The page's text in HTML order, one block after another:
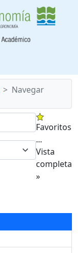
Navegar
Favoritos
...
Vista
completa
»